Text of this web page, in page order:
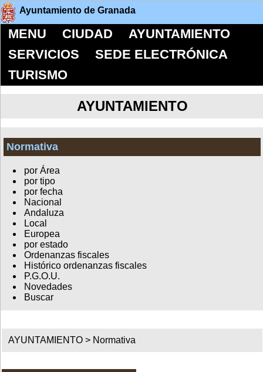
Ayuntamiento de Granada
MENU CIUDAD
AYUNTAMIENTO
SERVICIOS
SEDE ELECTRÓNICA
TURISMO
AYUNTAMIENTO
Normativa
por Área
por tipo
por fecha
Nacional
Andaluza
Local
Europea
por estado
Ordenanzas fiscales
Histórico ordenanzas fiscales
P.G.O.U.
Novedades
Buscar
AYUNTAMIENTO > Normativa